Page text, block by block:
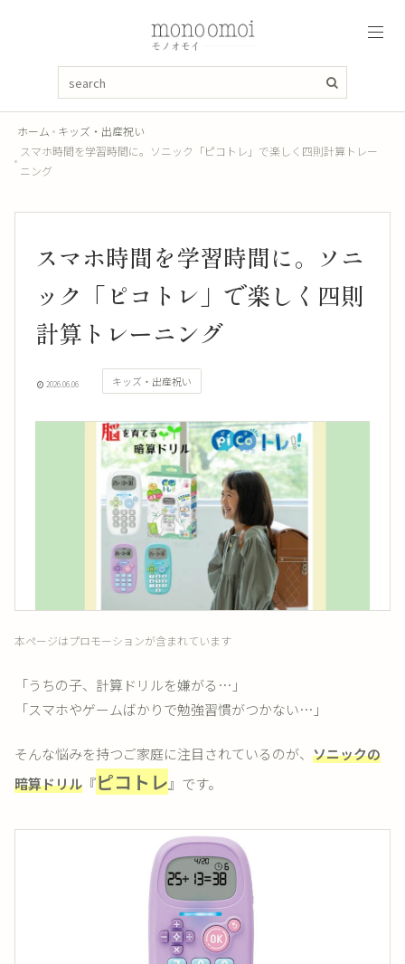
ホーム
キッズ・出産祝い
スマホ時間を学習時間に。ソニック「ピコトレ」で楽しく四則計算トレー
ニング
スマホ時間を学習時間に。ソニ
ック「ピコトレ」で楽しく四則
計算トレーニング
2026.06.06 キッズ・出産祝い
本ページはプロモーションが含まれています
「うちの子、計算ドリルを嫌がる…」
「スマホやゲームばかりで勉強習慣がつかない…」
そんな悩みを持つご家庭に注目されているのが、 ソニックの
暗算ドリル 『ピコトレ』です。